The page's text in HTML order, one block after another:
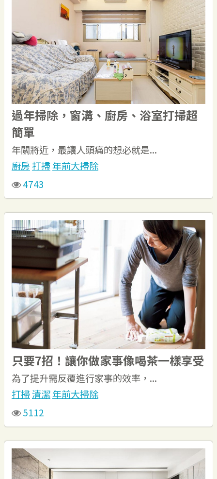
過年掃除，窗溝、廚房、浴室打掃超
簡單
年關將近，最讓人頭痛的想必就是...
廚房打掃年前大掃除
4743
只要7招！讓你做家事像喝茶一樣享受
為了提升需反覆進行家事的效率，...
打掃清潔年前大掃除
5112